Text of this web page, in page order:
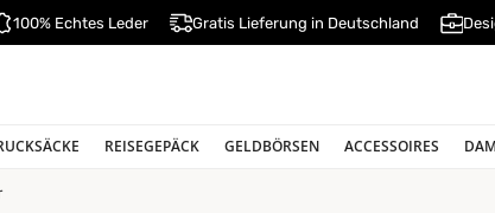
100% Echtes Leder Gratis Lieferung in Deutschland
REISEGEPÄCK GELDBÖRSEN ACCESSOIRES